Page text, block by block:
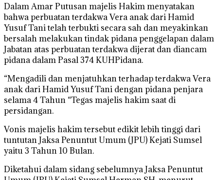
Dalam Amar Putusan majelis Hakim menyatakan
bahwa perbuatan terdakwa Vera anak dari Hamid
Yusuf Tani telah terbukti secara sah dan meyakinkan
bersalah melakukan tindak pidana penggelapan dalam
Jabatan atas perbuatan terdakwa dijerat dan diancam
pidana dalam Pasal 374 KUHPidana.
“Mengadili dan menjatuhkan terhadap terdakwa Vera
anak dari Hamid Yusuf Tani dengan pidana penjara
selama 4 Tahun “Tegas majelis hakim saat di
persidangan.
Vonis majelis hakim tersebut edikit lebih tinggi dari
tuntutan Jaksa Penuntut Umum (JPU) Kejati Sumsel
yaitu 3 Tahun 10 Bulan.
Diketahui dalam sidang sebelumnya Jaksa Penuntut